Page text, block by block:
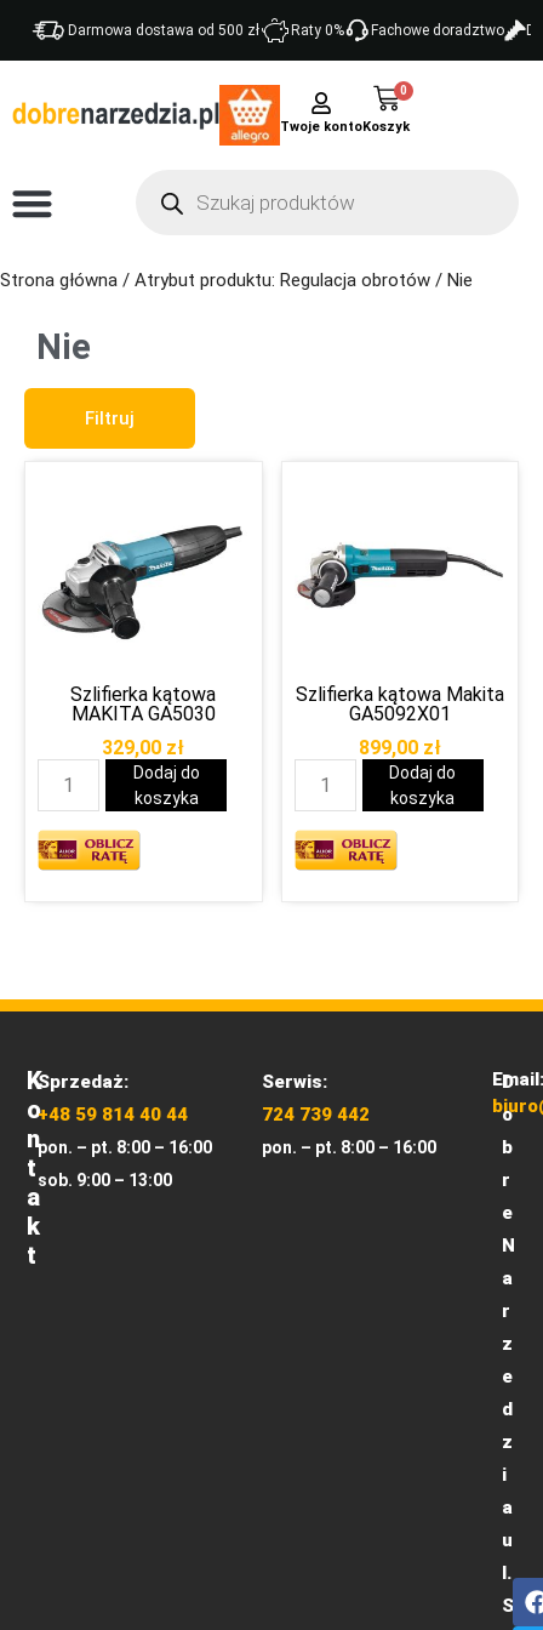
Darmowa dostawa od 500 zł Raty 0% Fachowe doradztwo
Twoje konto
0
Strona główna / Atrybut produktu: Regulacja obrotów / Nie
Nie
Filtruj
Szlifierka kątowa
MAKITA GA5030
329,00 zł
Dodaj do
koszyka
Szlifierka kątowa Makita
GA5092X01
899,00 zł
Dodaj do
koszyka
K
O
N
T
A
K
T
Sprzedaż:
+48 59 814 40 44
pon. – pt. 8:00 – 16:00
sob. 9:00 – 13:00
Serwis:
724 739 442
pon. – pt. 8:00 – 16:00
Email:
D
o
b
r
e
N
a
r
z
e
d
z
i
a
u
l.
S